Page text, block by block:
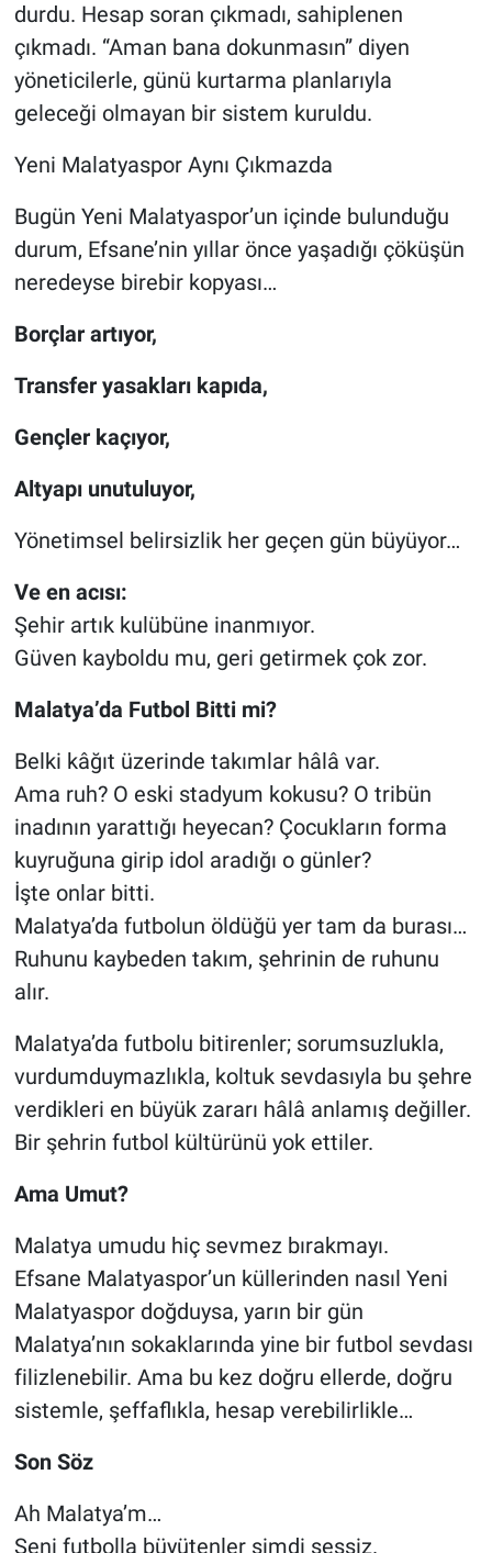
durdu. Hesap soran çıkmadı, sahiplenen
çıkmadı. “Aman bana dokunmasın” diyen
yöneticilerle, günü kurtarma planlarıyla
geleceği olmayan bir sistem kuruldu.
Yeni Malatyaspor Aynı Çıkmazda
Bugün Yeni Malatyaspor’un içinde bulunduğu
durum, Efsane’nin yıllar önce yaşadığı çöküşün
neredeyse birebir kopyası…
Borçlar artıyor,
Transfer yasakları kapıda,
Gençler kaçıyor,
Altyapı unutuluyor,
Yönetimsel belirsizlik her geçen gün büyüyor…
Ve en acısı:
Şehir artık kulübüne inanmıyor.
Güven kayboldu mu, geri getirmek çok zor.
Malatya’da Futbol Bitti mi?
Belki kâğıt üzerinde takımlar hâlâ var.
Ama ruh? O eski stadyum kokusu? O tribün
inadının yarattığı heyecan? Çocukların forma
kuyruğuna girip idol aradığı o günler?
İşte onlar bitti.
Malatya’da futbolun öldüğü yer tam da burası…
Ruhunu kaybeden takım, şehrinin de ruhunu
alır.
Malatya’da futbolu bitirenler; sorumsuzlukla,
vurdumduymazlıkla, koltuk sevdasıyla bu şehre
verdikleri en büyük zararı hâlâ anlamış değiller.
Bir şehrin futbol kültürünü yok ettiler.
Ama Umut?
Malatya umudu hiç sevmez bırakmayı.
Efsane Malatyaspor’un küllerinden nasıl Yeni
Malatyaspor doğduysa, yarın bir gün
Malatya’nın sokaklarında yine bir futbol sevdası
filizlenebilir. Ama bu kez doğru ellerde, doğru
sistemle, şeffaflıkla, hesap verebilirlikle…
Son Söz
Ah Malatya’m…
Seni futbolla büyütenler şimdi sessiz.